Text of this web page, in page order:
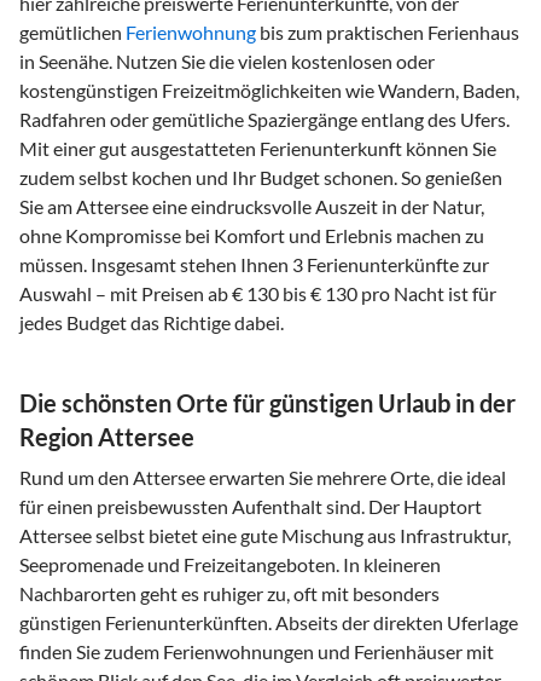
gemütlichen Ferienwohnung bis zum praktischen Ferienhaus
in Seenähe. Nutzen Sie die vielen kostenlosen oder
kostengünstigen Freizeitmöglichkeiten wie Wandern, Baden,
Radfahren oder gemütliche Spaziergänge entlang des Ufers.
Mit einer gut ausgestatteten Ferienunterkunft können Sie
zudem selbst kochen und Ihr Budget schonen. So genießen
Sie am Attersee eine eindrucksvolle Auszeit in der Natur,
ohne Kompromisse bei Komfort und Erlebnis machen zu
müssen. Insgesamt stehen Ihnen 3 Ferienunterkünfte zur
Auswahl – mit Preisen ab € 130 bis € 130 pro Nacht ist für
jedes Budget das Richtige dabei.
Die schönsten Orte für günstigen Urlaub in der
Region Attersee
Rund um den Attersee erwarten Sie mehrere Orte, die ideal
für einen preisbewussten Aufenthalt sind. Der Hauptort
Attersee selbst bietet eine gute Mischung aus Infrastruktur,
Seepromenade und Freizeitangeboten. In kleineren
Nachbarorten geht es ruhiger zu, oft mit besonders
günstigen Ferienunterkünften. Abseits der direkten Uferlage
finden Sie zudem Ferienwohnungen und Ferienhäuser mit